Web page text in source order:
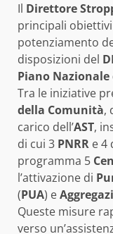
Il Direttore
principali obiettivi
potenziamento
disposizioni del
Piano Nazionale
Tra le iniziative
della Comunità,
carico dell’AST,
di cui 3 PNRR e 4
programma 5
l’attivazione di
(PUA) e
Queste misure
verso